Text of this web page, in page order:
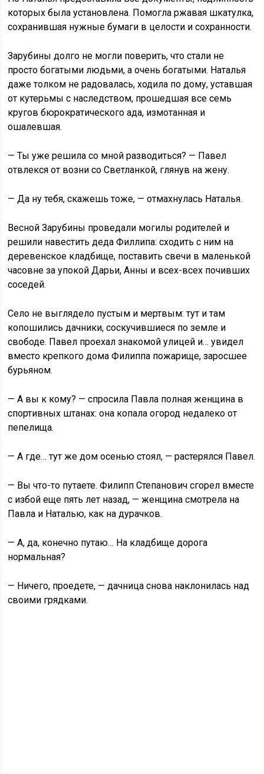
которых была установлена. Помогла ржавая шкатулка,
сохранившая нужные бумаги в целости и сохранности.
Зарубины долго не могли поверить, что стали не
просто богатыми людьми, а очень богатыми. Наталья
даже толком не радовалась, ходила по дому, уставшая
от кутерьмы с наследством, прошедшая все семь
кругов бюрократического ада, измотанная и
ошалевшая.
— Ты уже решила со мной разводиться? — Павел
отвлекся от возни со Светланкой, глянув на жену.
— Да ну тебя, скажешь тоже, — отмахнулась Наталья.
Весной Зарубины проведали могилы родителей и
решили навестить деда Филлипа: сходить с ним на
деревенское кладбище, поставить свечи в маленькой
часовне за упокой Дарьи, Анны и всех-всех почивших
соседей.
Село не выглядело пустым и мертвым: тут и там
копошились дачники, соскучившиеся по земле и
свободе. Павел проехал знакомой улицей и… увидел
вместо крепкого дома Филиппа пожарище, заросшее
бурьяном.
— А вы к кому? — спросила Павла полная женщина в
спортивных штанах: она копала огород недалеко от
пепелища.
— А где… тут же дом осенью стоял, — растерялся Павел.
— Вы что-то путаете. Филипп Степанович сгорел вместе
с избой еще пять лет назад, — женщина смотрела на
Павла и Наталью, как на дурачков.
— А, да, конечно путаю… На кладбище дорога
нормальная?
— Ничего, проедете, — дачница снова наклонилась над
своими грядками.